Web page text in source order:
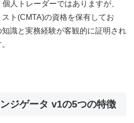
人トレーダーではありますが、
ト(CMTA)の資格を保有してお
識と実務経験が客観的に証明され
ジゲータ v1の5つの特徴